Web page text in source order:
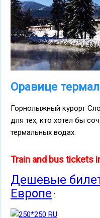
Оравице
Горнолыжный курорт
для тех, кто хотел бы
термальных водах.
Train and bus tickets
Дешевые
Европе :